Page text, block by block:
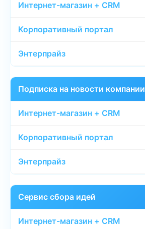
Подписка на новости компании
Сервис сбора идей